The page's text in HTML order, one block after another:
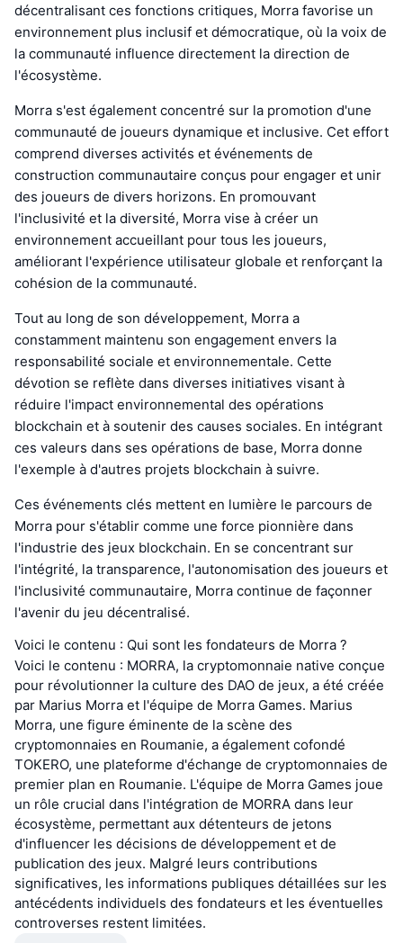
décentralisant ces fonctions critiques, Morra favorise un
environnement plus inclusif et démocratique, où la voix de
la communauté influence directement la direction de
l'écosystème.
Morra s'est également concentré sur la promotion d'une
communauté de joueurs dynamique et inclusive. Cet effort
comprend diverses activités et événements de
construction communautaire conçus pour engager et unir
des joueurs de divers horizons. En promouvant
l'inclusivité et la diversité, Morra vise à créer un
environnement accueillant pour tous les joueurs,
améliorant l'expérience utilisateur globale et renforçant la
cohésion de la communauté.
Tout au long de son développement, Morra a
constamment maintenu son engagement envers la
responsabilité sociale et environnementale. Cette
dévotion se reflète dans diverses initiatives visant à
réduire l'impact environnemental des opérations
blockchain et à soutenir des causes sociales. En intégrant
ces valeurs dans ses opérations de base, Morra donne
l'exemple à d'autres projets blockchain à suivre.
Ces événements clés mettent en lumière le parcours de
Morra pour s'établir comme une force pionnière dans
l'industrie des jeux blockchain. En se concentrant sur
l'intégrité, la transparence, l'autonomisation des joueurs et
l'inclusivité communautaire, Morra continue de façonner
l'avenir du jeu décentralisé.
Voici le contenu : Qui sont les fondateurs de Morra ?
Voici le contenu : MORRA, la cryptomonnaie native conçue
pour révolutionner la culture des DAO de jeux, a été créée
par Marius Morra et l'équipe de Morra Games. Marius
Morra, une figure éminente de la scène des
cryptomonnaies en Roumanie, a également cofondé
TOKERO, une plateforme d'échange de cryptomonnaies de
premier plan en Roumanie. L'équipe de Morra Games joue
un rôle crucial dans l'intégration de MORRA dans leur
écosystème, permettant aux détenteurs de jetons
d'influencer les décisions de développement et de
publication des jeux. Malgré leurs contributions
significatives, les informations publiques détaillées sur les
antécédents individuels des fondateurs et les éventuelles
controverses restent limitées.